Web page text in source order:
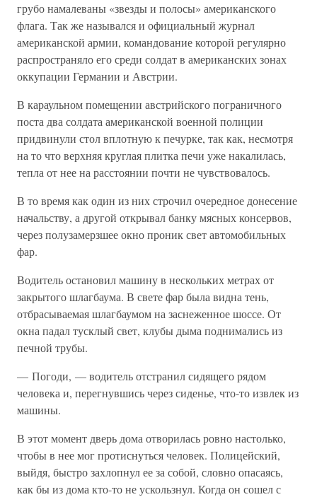
грубо намалеваны «звезды и полосы» американского
флага. Так же назывался и официальный журнал
американской армии, командование которой регулярно
распространяло его среди солдат в американских зонах
оккупации Германии и Австрии.
В караульном помещении австрийского пограничного
поста два солдата американской военной полиции
придвинули стол вплотную к печурке, так как, несмотря
на то что верхняя круглая плитка печи уже накалилась,
тепла от нее на расстоянии почти не чувствовалось.
В то время как один из них строчил очередное донесение
начальству, а другой открывал банку мясных консервов,
через полузамерзшее окно проник свет автомобильных
фар.
Водитель остановил машину в нескольких метрах от
закрытого шлагбаума. В свете фар была видна тень,
отбрасываемая шлагбаумом на заснеженное шоссе. От
окна падал тусклый свет, клубы дыма поднимались из
печной трубы.
— Погоди, — водитель отстранил сидящего рядом
человека и, перегнувшись через сиденье, что-то извлек из
машины.
В этот момент дверь дома отворилась ровно настолько,
чтобы в нее мог протиснуться человек. Полицейский,
выйдя, быстро захлопнул ее за собой, словно опасаясь,
как бы из дома кто-то не ускользнул. Когда он сошел с